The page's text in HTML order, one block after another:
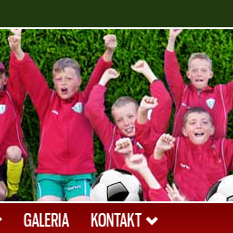
GALERIA KONTAKT